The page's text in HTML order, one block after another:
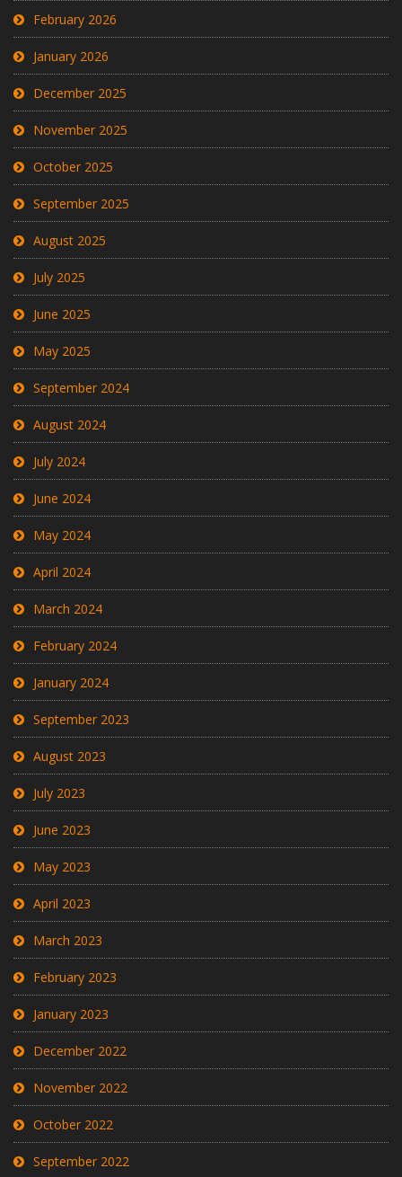
February 2026
January 2026
December 2025
November 2025
October 2025
September 2025
August 2025
July 2025
June 2025
May 2025
September 2024
August 2024
July 2024
June 2024
May 2024
April 2024
March 2024
February 2024
January 2024
September 2023
August 2023
July 2023
June 2023
May 2023
April 2023
March 2023
February 2023
January 2023
December 2022
November 2022
October 2022
September 2022